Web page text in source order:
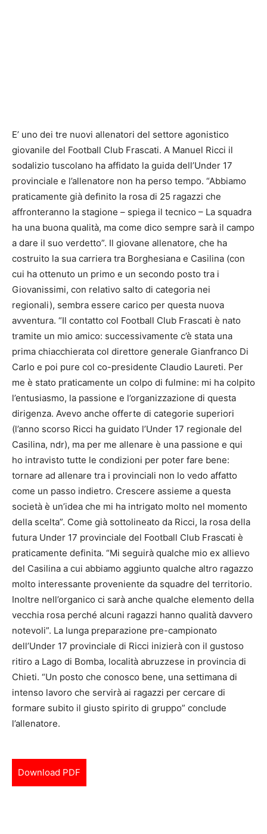
E’ uno dei tre nuovi allenatori del settore agonistico
giovanile del Football Club Frascati. A Manuel Ricci il
sodalizio tuscolano ha affidato la guida dell’Under 17
provinciale e l’allenatore non ha perso tempo. “Abbiamo
praticamente già definito la rosa di 25 ragazzi che
affronteranno la stagione – spiega il tecnico – La squadra
ha una buona qualità, ma come dico sempre sarà il campo
a dare il suo verdetto”. Il giovane allenatore, che ha
costruito la sua carriera tra Borghesiana e Casilina (con
cui ha ottenuto un primo e un secondo posto tra i
Giovanissimi, con relativo salto di categoria nei
regionali), sembra essere carico per questa nuova
avventura. “Il contatto col Football Club Frascati è nato
tramite un mio amico: successivamente c’è stata una
prima chiacchierata col direttore generale Gianfranco Di
Carlo e poi pure col co-presidente Claudio Laureti. Per
me è stato praticamente un colpo di fulmine: mi ha colpito
l’entusiasmo, la passione e l’organizzazione di questa
dirigenza. Avevo anche offerte di categorie superiori
(l’anno scorso Ricci ha guidato l’Under 17 regionale del
Casilina, ndr), ma per me allenare è una passione e qui
ho intravisto tutte le condizioni per poter fare bene:
tornare ad allenare tra i provinciali non lo vedo affatto
come un passo indietro. Crescere assieme a questa
società è un’idea che mi ha intrigato molto nel momento
della scelta”. Come già sottolineato da Ricci, la rosa della
futura Under 17 provinciale del Football Club Frascati è
praticamente definita. “Mi seguirà qualche mio ex allievo
del Casilina a cui abbiamo aggiunto qualche altro ragazzo
molto interessante proveniente da squadre del territorio.
Inoltre nell’organico ci sarà anche qualche elemento della
vecchia rosa perché alcuni ragazzi hanno qualità davvero
notevoli”. La lunga preparazione pre-campionato
dell’Under 17 provinciale di Ricci inizierà con il gustoso
ritiro a Lago di Bomba, località abruzzese in provincia di
Chieti. “Un posto che conosco bene, una settimana di
intenso lavoro che servirà ai ragazzi per cercare di
formare subito il giusto spirito di gruppo” conclude
l’allenatore.
Download PDF